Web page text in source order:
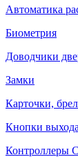
Автоматика
Биометрия
Доводчики
Замки
Карточки,
Кнопки выхода
Контроллеры